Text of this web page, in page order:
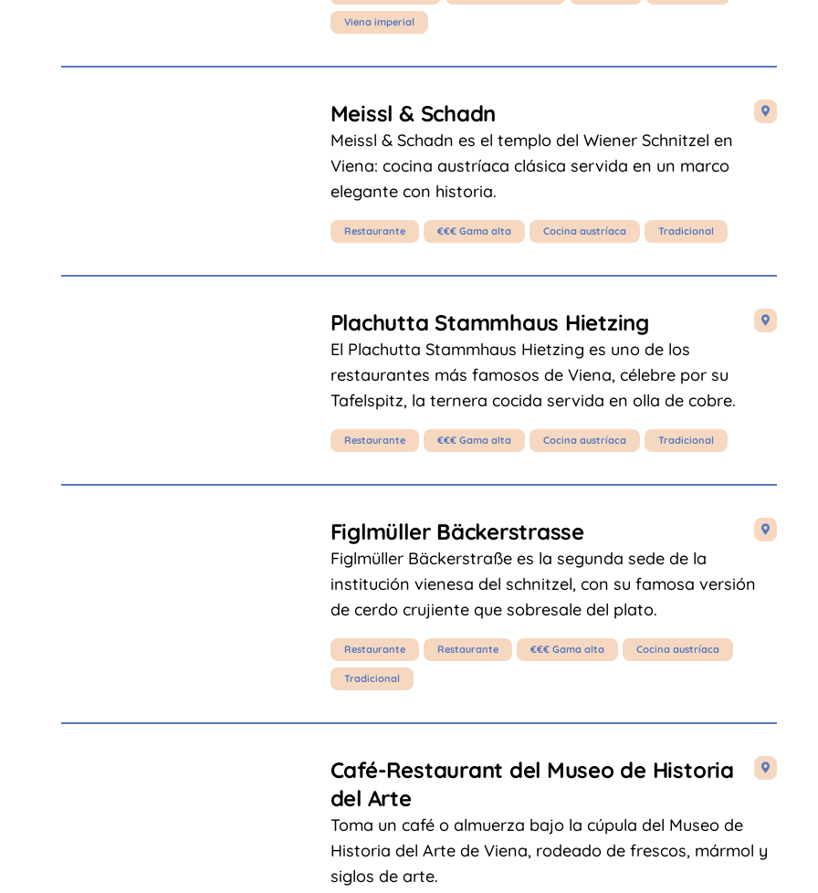
Viena imperial

Meissl & Schadn
Meissl & Schadn es el templo del Wiener Schnitzel en
Viena: cocina austríaca clásica servida en un marco
elegante con historia.
Restaurante €€€ Gama alta Cocina austríaca Tradicional

Plachutta Stammhaus Hietzing
El Plachutta Stammhaus Hietzing es uno de los
restaurantes más famosos de Viena, célebre por su
Tafelspitz, la ternera cocida servida en olla de cobre.
Restaurante €€€ Gama alta Cocina austríaca Tradicional

Figlmüller Bäckerstrasse
Figlmüller Bäckerstraße es la segunda sede de la
institución vienesa del schnitzel, con su famosa versión
de cerdo crujiente que sobresale del plato.
Restaurante Restaurante €€€ Gama alta Cocina austríaca
Tradicional

Café-Restaurant del Museo de Historia
del Arte
Toma un café o almuerza bajo la cúpula del Museo de
Historia del Arte de Viena, rodeado de frescos, mármol y
siglos de arte.